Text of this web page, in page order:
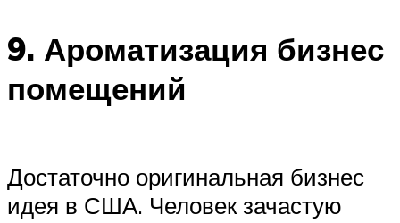
9. Ароматизация бизнес
помещений
Достаточно оригинальная бизнес
идея в США. Человек зачастую